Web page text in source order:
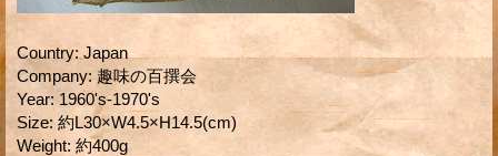
Country: Japan
Company: 趣味の百撰会
Year: 1960's-1970's
Size: 約L30×W4.5×H14.5(cm)
Weight: 約400g